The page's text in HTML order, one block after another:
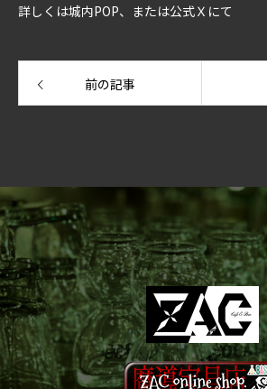
詳しくは城内POP、または公式Ｘにて
前の記事